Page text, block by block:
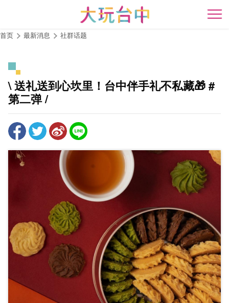
主
要
开
首页 最新消息 社群话题
\ 送礼送到心坎里！台中伴手礼不私藏🎁 #
第二弹 /